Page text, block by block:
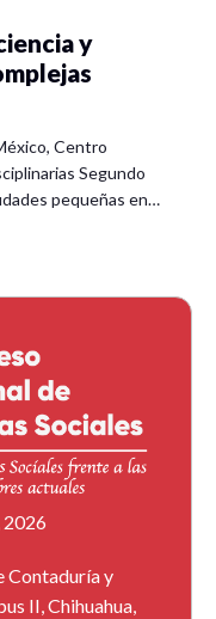
y
Centro
Segundo
pequeñas en…
2026
Contaduría y
II, Chihuahua,